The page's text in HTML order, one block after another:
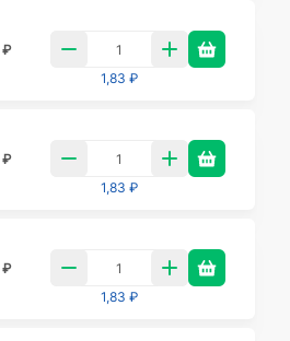
₽
1,83 ₽
₽
1,83 ₽
₽
1,83 ₽